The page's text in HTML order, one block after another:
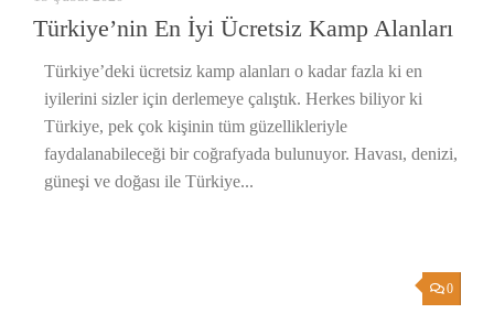
Türkiye’nin En İyi Ücretsiz Kamp Alanları
Türkiye’deki ücretsiz kamp alanları o kadar fazla ki en
iyilerini sizler için derlemeye çalıştık. Herkes biliyor ki
Türkiye, pek çok kişinin tüm güzellikleriyle
faydalanabileceği bir coğrafyada bulunuyor. Havası, denizi,
güneşi ve doğası ile Türkiye...
0